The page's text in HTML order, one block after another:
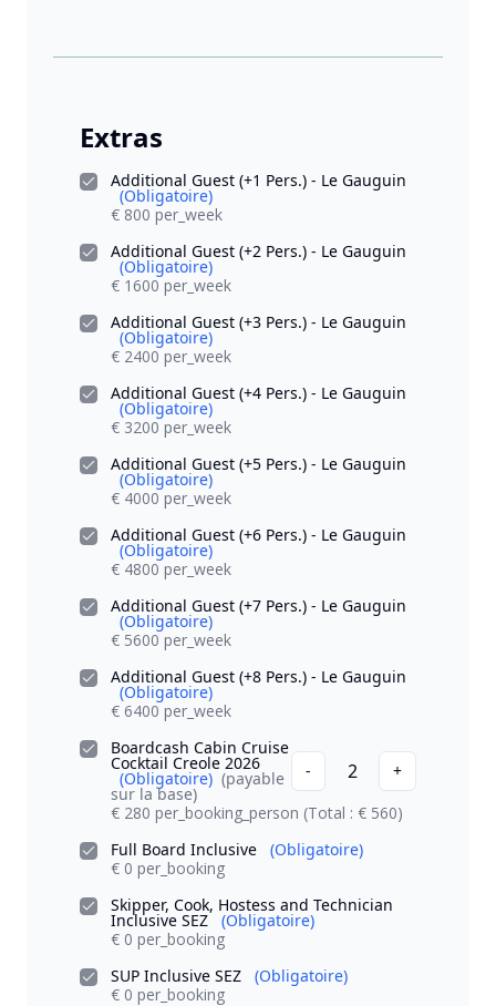
Extras
Additional Guest (+1 Pers.) - Le Gauguin
(Obligatoire)
€ 800 per_week
Additional Guest (+2 Pers.) - Le Gauguin
(Obligatoire)
€ 1600 per_week
Additional Guest (+3 Pers.) - Le Gauguin
(Obligatoire)
€ 2400 per_week
Additional Guest (+4 Pers.) - Le Gauguin
(Obligatoire)
€ 3200 per_week
Additional Guest (+5 Pers.) - Le Gauguin
(Obligatoire)
€ 4000 per_week
Additional Guest (+6 Pers.) - Le Gauguin
(Obligatoire)
€ 4800 per_week
Additional Guest (+7 Pers.) - Le Gauguin
(Obligatoire)
€ 5600 per_week
Additional Guest (+8 Pers.) - Le Gauguin
(Obligatoire)
€ 6400 per_week
Boardcash Cabin Cruise
Cocktail Creole 2026
(Obligatoire) (payable
sur la base)
- 2
+
€ 280 per_booking_person (Total : € 560)
Full Board Inclusive
(Obligatoire)
€ 0 per_booking
Skipper, Cook, Hostess and Technician
Inclusive SEZ (Obligatoire)
€ 0 per_booking
SUP Inclusive SEZ
(Obligatoire)
€ 0 per_booking